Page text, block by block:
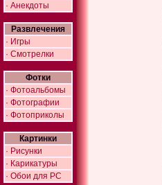
· Анекдоты
Развлечения
· Игры
· Смотрелки
Фотки
· Фотоальбомы
· Фотографии
· Фотоприколы
Картинки
· Рисунки
· Карикатуры
· Обои для PC